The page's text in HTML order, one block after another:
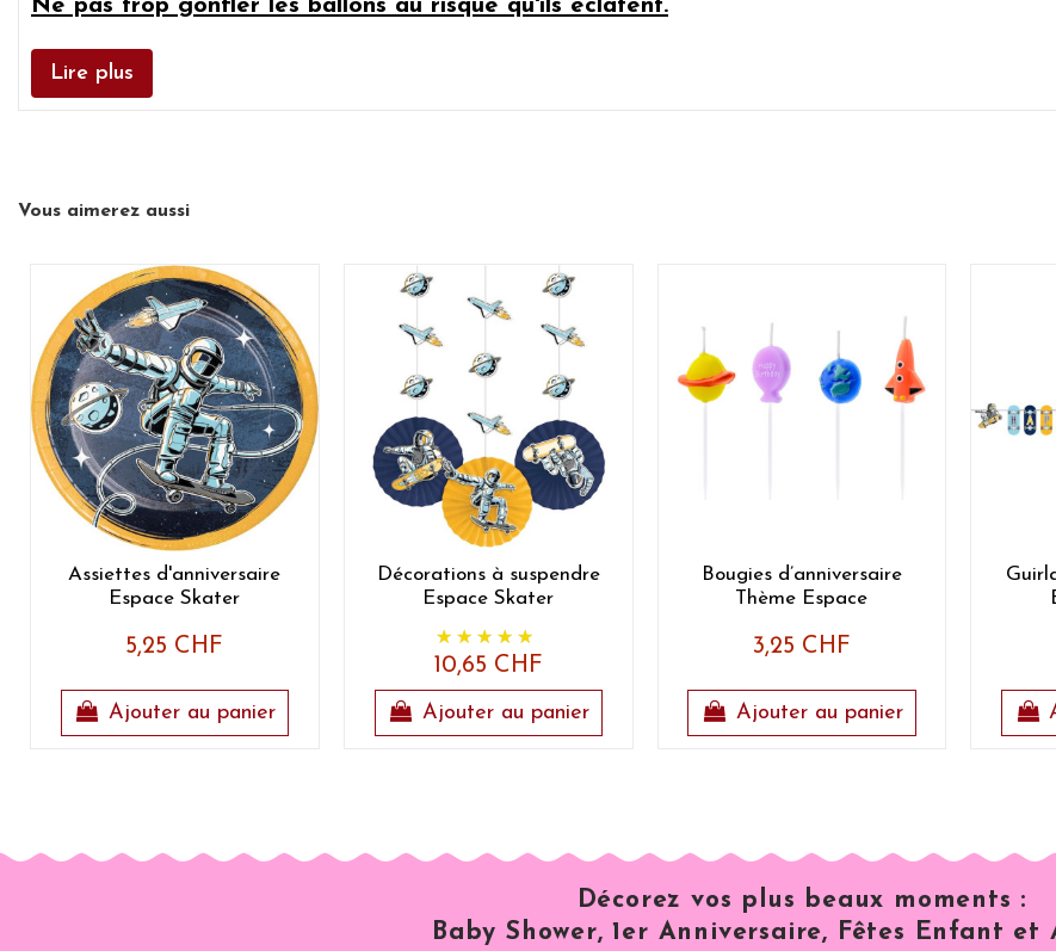
Ne pas trop gonfler les ballons au risque qu'ils éclatent.
Lire plus
Vous aimerez aussi
Assiettes d'anniversaire
Espace Skater
5,25 CHF
Ajouter au panier
Décorations à suspendre
Espace Skater
10,65 CHF
Ajouter au panier
Bougies d’anniversaire
Thème Espace
3,25 CHF
Ajouter au panier
Décorez vos plus beaux moments :
Baby Shower, 1er Anniversaire, Fêtes Enfant et